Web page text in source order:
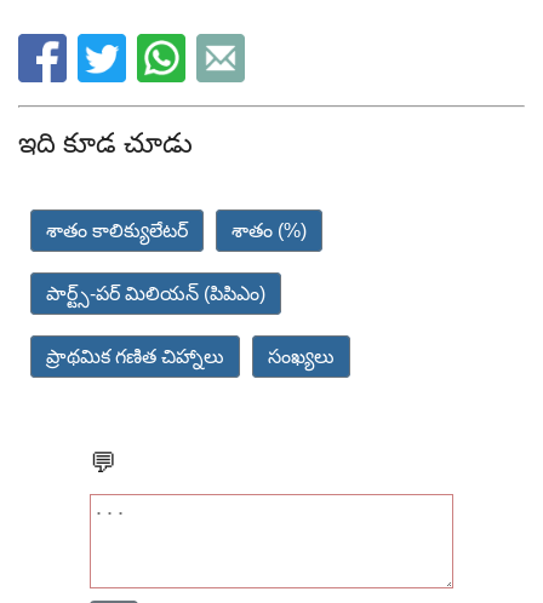
ఇది కూడ చూడు
శాతం కాలిక్యులేటర్ శాతం (%)
పార్ట్స్-పర్ మిలియన్ (పిపిఎం)
ప్రాథమిక గణిత చిహ్నాలు సంఖ్యలు
💬